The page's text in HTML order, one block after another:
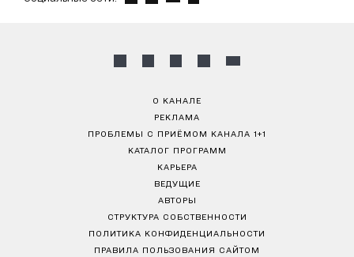
О КАНАЛЕ
РЕКЛАМА
ПРОБЛЕМЫ С ПРИЁМОМ КАНАЛА 1+1
КАТАЛОГ ПРОГРАММ
КАРЬЕРА
ВЕДУЩИЕ
АВТОРЫ
СТРУКТУРА СОБСТВЕННОСТИ
ПОЛИТИКА КОНФИДЕНЦИАЛЬНОСТИ
ПРАВИЛА ПОЛЬЗОВАНИЯ САЙТОМ